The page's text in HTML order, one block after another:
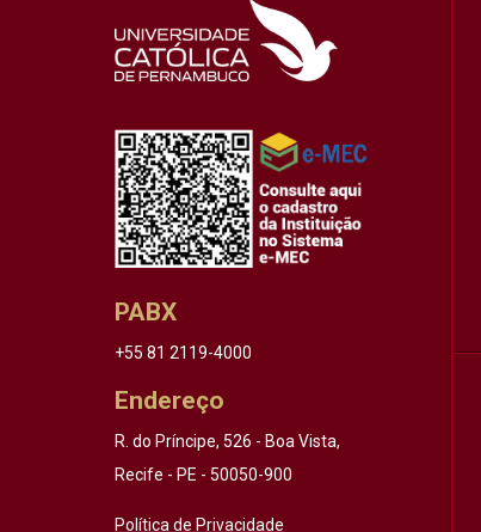
PABX
+55 81 2119-4000
Endereço
R. do Príncipe, 526 - Boa Vista,
Recife - PE - 50050-900
Política de Privacidade